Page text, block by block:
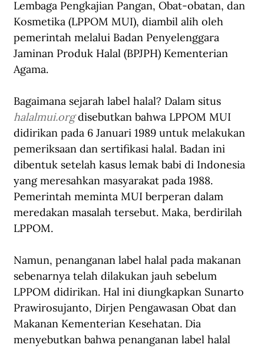
Lembaga Pengkajian Pangan, Obat-obatan, dan
Kosmetika (LPPOM MUI), diambil alih oleh
pemerintah melalui Badan Penyelenggara
Jaminan Produk Halal (BPJPH) Kementerian
Agama.
Bagaimana sejarah label halal? Dalam situs
halalmui.org disebutkan bahwa LPPOM MUI
didirikan pada 6 Januari 1989 untuk melakukan
pemeriksaan dan sertifikasi halal. Badan ini
dibentuk setelah kasus lemak babi di Indonesia
yang meresahkan masyarakat pada 1988.
Pemerintah meminta MUI berperan dalam
meredakan masalah tersebut. Maka, berdirilah
LPPOM.
Namun, penanganan label halal pada makanan
sebenarnya telah dilakukan jauh sebelum
LPPOM didirikan. Hal ini diungkapkan Sunarto
Prawirosujanto, Dirjen Pengawasan Obat dan
Makanan Kementerian Kesehatan. Dia
menyebutkan bahwa penanganan label halal